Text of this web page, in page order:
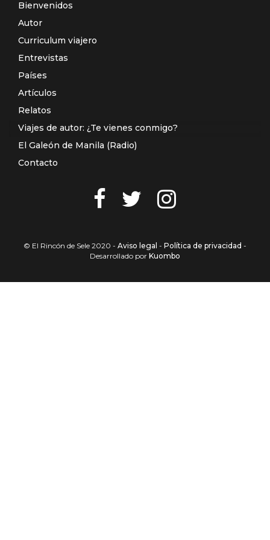
Bienvenidos
Autor
Curriculum viajero
Entrevistas
Países
Artículos
Relatos
Viajes de autor: ¿Te vienes conmigo?
El Galeón de Manila (Radio)
Contacto
© El Rincón de Sele 2020 - Aviso legal - Política de privacidad -
Desarrollado por Kuombo